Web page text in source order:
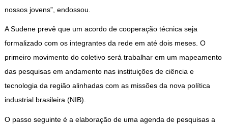
nossos jovens”, endossou.
A Sudene prevê que um acordo de cooperação técnica seja
formalizado com os integrantes da rede em até dois meses. O
primeiro movimento do coletivo será trabalhar em um mapeamento
das pesquisas em andamento nas instituições de ciência e
tecnologia da região alinhadas com as missões da nova política
industrial brasileira (NIB).
O passo seguinte é a elaboração de uma agenda de pesquisas a